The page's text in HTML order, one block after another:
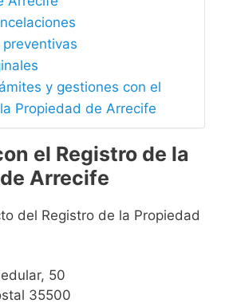
y gestiones con el
Propiedad de Arrecife
el Registro de la
Arrecife
del Registro de la Propiedad
50
35500